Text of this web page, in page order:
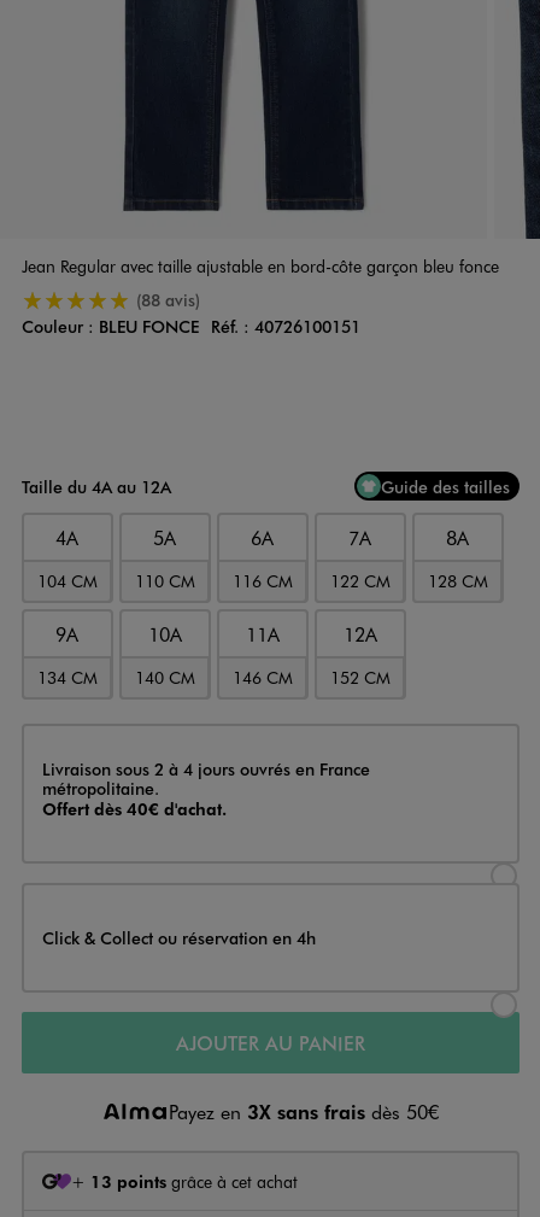
Jean Regular avec taille ajustable en bord-côte garçon bleu fonce
5/5 de moyenne(88 avis)
Couleur
Couleur : BLEU FONCE Réf. : 40726100151
Taille du 4A au 12A Guide des tailles
4A
104 CM
5A
110 CM
6A
116 CM
7A
122 CM
8A
128 CM
9A
134 CM
10A
140 CM
11A
146 CM
12A
152 CM
Livraison
Livraison sous 2 à 4 jours ouvrés en France
métropolitaine.
Offert dès 40€ d'achat.
Click & Collect ou réservation en 4h
AJOUTER AU PANIER
Payez en 3X sans frais dès 50€
+ 13 points grâce à cet achat